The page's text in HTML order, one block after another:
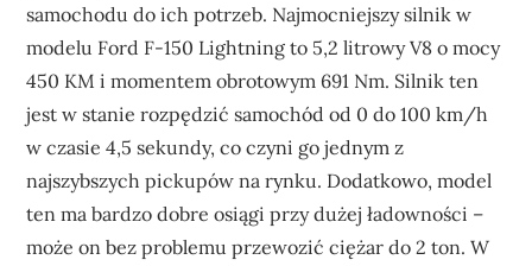
samochodu do ich potrzeb. Najmocniejszy silnik w
modelu Ford F-150 Lightning to 5,2 litrowy V8 o mocy
450 KM i momentem obrotowym 691 Nm. Silnik ten
jest w stanie rozpędzić samochód od 0 do 100 km/h
w czasie 4,5 sekundy, co czyni go jednym z
najszybszych pickupów na rynku. Dodatkowo, model
ten ma bardzo dobre osiągi przy dużej ładowności –
może on bez problemu przewozić ciężar do 2 ton. W